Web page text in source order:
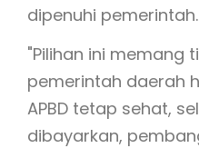
dipenuhi pemerintah.
"Pilihan ini memang
pemerintah daerah
APBD tetap sehat,
dibayarkan,